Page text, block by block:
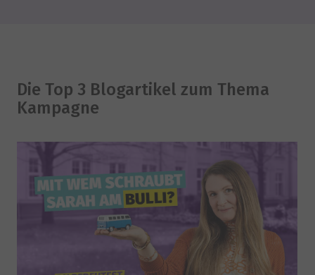
Die Top 3 Blogartikel zum Thema
Kampagne